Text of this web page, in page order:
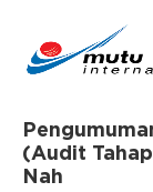
(Audit
Nah